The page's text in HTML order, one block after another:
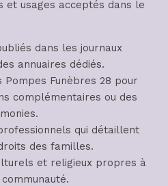
et usages acceptés dans le
dans les journaux
annuaires dédiés.
Funèbres 28 pour
complémentaires ou des
qui détaillent
des familles.
et religieux propres à